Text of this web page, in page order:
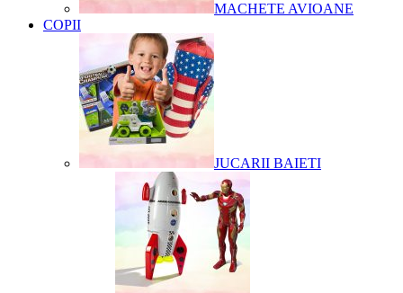
MACHETE AVIOANE
COPII
JUCARII BAIETI